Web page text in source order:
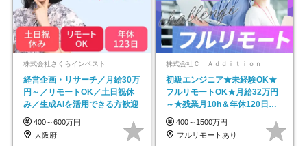
株式会社さくらインベスト
経営企画・リサーチ／月給30万
円～／リモートOK／土日祝休
み／生成AIを活用できる方歓迎
400～600万円
大阪府
株式会社Ｃ Ａｄｄｉｔｉｏｎ
初級エンジニア★未経験OK★
フルリモートOK★月給32万円
～★残業月10h＆年休120日以
上★副業可
400～1500万円
フルリモートあり